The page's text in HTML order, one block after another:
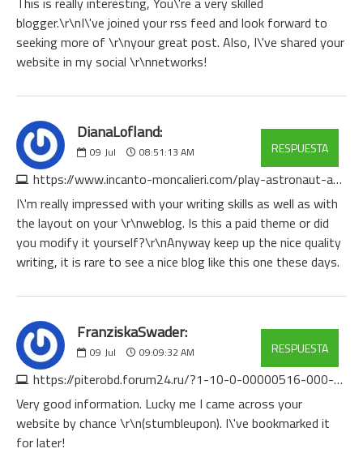
blogger.\r\nI\'ve joined your rss feed and look forward to
seeking more of \r\nyour great post. Also, I\'ve shared your
website in my social \r\nnetworks!
DianaLofland:
09 Jul 08:51:13 AM
https://www.incanto-moncalieri.com/play-astronaut-and-win-real-money
RESPUESTA
I\'m really impressed with your writing skills as well as with
the layout on your \r\nweblog. Is this a paid theme or did
you modify it yourself?\r\nAnyway keep up the nice quality
writing, it is rare to see a nice blog like this one these days.
FranziskaSwader:
09 Jul 09:09:32 AM
https://piterobd.forum24.ru/?1-10-0-00000516-000-0-0-1783577460
RESPUESTA
Very good information. Lucky me I came across your
website by chance \r\n(stumbleupon). I\'ve bookmarked it
for later!